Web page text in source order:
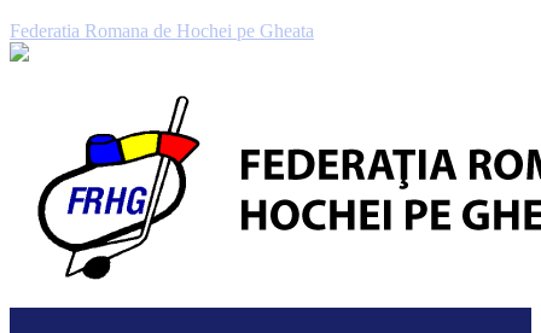
Federatia Romana de Hochei pe Gheata